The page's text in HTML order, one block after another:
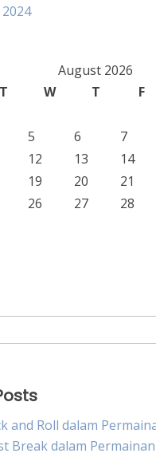
August 2026
T W T F
5 6 7
12 13 14
19 20 21
26 27 28
and Roll dalam
Break dalam